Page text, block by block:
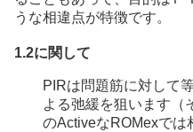
うな相違点が特徴です。
1.2に関して
PIRは問題筋に対して
よる弛緩を狙います（
のActiveなROMexでは